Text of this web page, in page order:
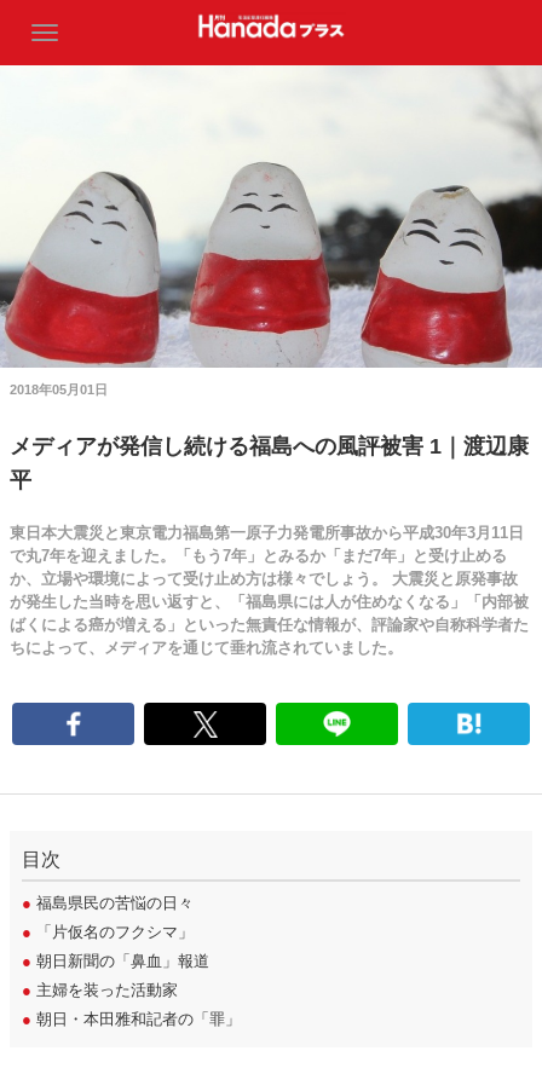
2018年05月01日
メディアが発信し続ける福島への風評被害 1｜渡辺康
平
東日本大震災と東京電力福島第一原子力発電所事故から平成30年3月11日
で丸7年を迎えました。「もう7年」とみるか「まだ7年」と受け止める
か、立場や環境によって受け止め方は様々でしょう。 大震災と原発事故
が発生した当時を思い返すと、「福島県には人が住めなくなる」「内部被
ばくによる癌が増える」といった無責任な情報が、評論家や自称科学者た
ちによって、メディアを通じて垂れ流されていました。
目次
● 福島県民の苦悩の日々
● 「片仮名のフクシマ」
● 朝日新聞の「鼻血」報道
● 主婦を装った活動家
● 朝日・本田雅和記者の「罪」